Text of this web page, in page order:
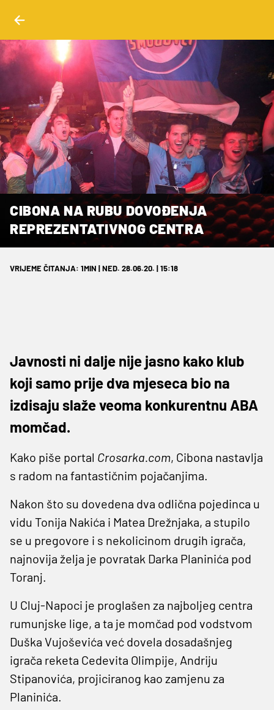
CIBONA NA RUBU DOVOĐENJA
REPREZENTATIVNOG CENTRA
VRIJEME ČITANJA: 1MIN | NED. 28.06.20. | 15:18
Javnosti ni dalje nije jasno kako klub
koji samo prije dva mjeseca bio na
izdisaju slaže veoma konkurentnu ABA
momčad.
Kako piše portal Crosarka.com, Cibona nastavlja
s radom na fantastičnim pojačanjima.
Nakon što su dovedena dva odlična pojedinca u
vidu Tonija Nakića i Matea Drežnjaka, a stupilo
se u pregovore i s nekolicinom drugih igrača,
najnovija želja je povratak Darka Planinića pod
Toranj.
U Cluj-Napoci je proglašen za najboljeg centra
rumunjske lige, a ta je momčad pod vodstvom
Duška Vujoševića već dovela dosadašnjeg
igrača reketa Cedevita Olimpije, Andriju
Stipanovića, projiciranog kao zamjenu za
Planinića.